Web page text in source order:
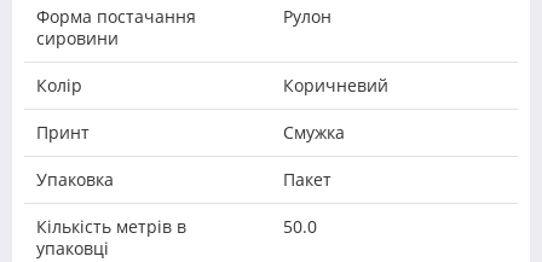
Форма постачання
сировини
Рулон
Колір Коричневий
Принт Смужка
Упаковка Пакет
Кількість метрів в
упаковці
50.0